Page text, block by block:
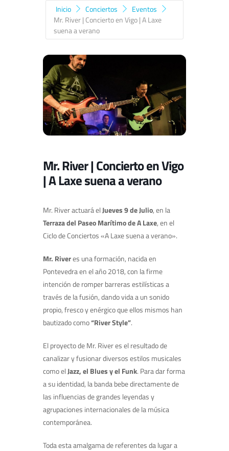
Inicio Conciertos
Eventos
Mr. River | Concierto en Vigo | A Laxe
suena a verano
Mr. River | Concierto en Vigo
| A Laxe suena a verano
Mr. River actuará elJueves 9 de Julio, en la
Terraza del Paseo Marítimo de A Laxe, en el
Ciclo de Conciertos «A Laxe suena a verano».
Mr. Riveres una formación, nacida en
Pontevedra en el año 2018, con la firme
intención de romper barreras estilísticas a
través de la fusión, dando vida a un sonido
propio, fresco y enérgico que ellos mismos han
bautizado como“River Style”.
El proyecto de Mr. River es el resultado de
canalizar y fusionar diversos estilos musicales
como elJazz, el Blues y el Funk. Para dar forma
a su identidad, la banda bebe directamente de
las influencias de grandes leyendas y
agrupaciones internacionales de la música
contemporánea.
Toda esta amalgama de referentes da lugar a